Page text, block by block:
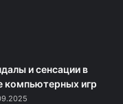
и сенсации в
компьютерных игр